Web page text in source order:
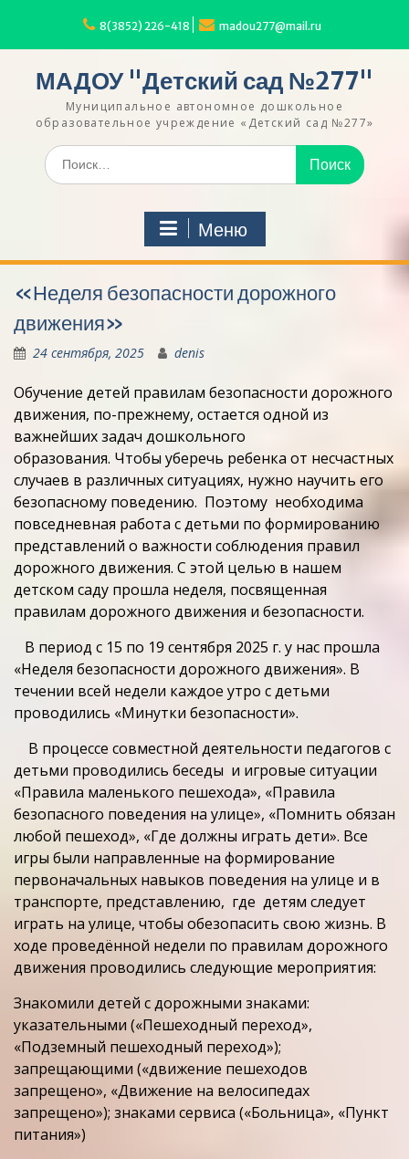
содержимому
8(3852) 226-418 madou277@mail.ru
МАДОУ "Детский сад №277"
Муниципальное автономное дошкольное
образовательное учреждение «Детский сад №277»
Искать:
Меню
«Неделя безопасности дорожного
движения»
24 сентября, 2025 denis
Обучение детей правилам безопасности дорожного
движения, по-прежнему, остается одной из
важнейших задач дошкольного
образования. Чтобы уберечь ребенка от несчастных
случаев в различных ситуациях, нужно научить его
безопасному поведению. Поэтому необходима
повседневная работа с детьми по формированию
представлений о важности соблюдения правил
дорожного движения. С этой целью в нашем
детском саду прошла неделя, посвященная
правилам дорожного движения и безопасности.
В период с 15 по 19 сентября 2025 г. у нас прошла
«Неделя безопасности дорожного движения». В
течении всей недели каждое утро с детьми
проводились «Минутки безопасности».
В процессе совместной деятельности педагогов с
детьми проводились беседы и игровые ситуации
«Правила маленького пешехода», «Правила
безопасного поведения на улице», «Помнить обязан
любой пешеход», «Где должны играть дети». Все
игры были направленные на формирование
первоначальных навыков поведения на улице и в
транспорте, представлению, где детям следует
играть на улице, чтобы обезопасить свою жизнь. В
ходе проведённой недели по правилам дорожного
движения проводились следующие мероприятия:
Знакомили детей с дорожными знаками:
указательными («Пешеходный переход»,
«Подземный пешеходный переход»);
запрещающими («движение пешеходов
запрещено», «Движение на велосипедах
запрещено»); знаками сервиса («Больница», «Пункт
питания»)